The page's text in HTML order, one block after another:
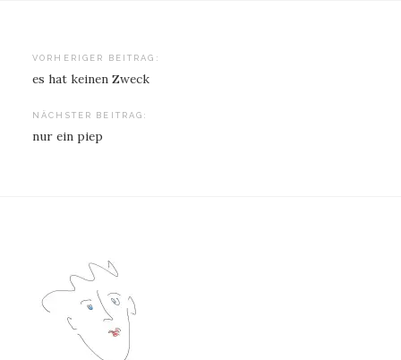
Beitragsnavigation
VORHERIGER BEITRAG:
es hat keinen Zweck
NÄCHSTER BEITRAG:
nur ein piep